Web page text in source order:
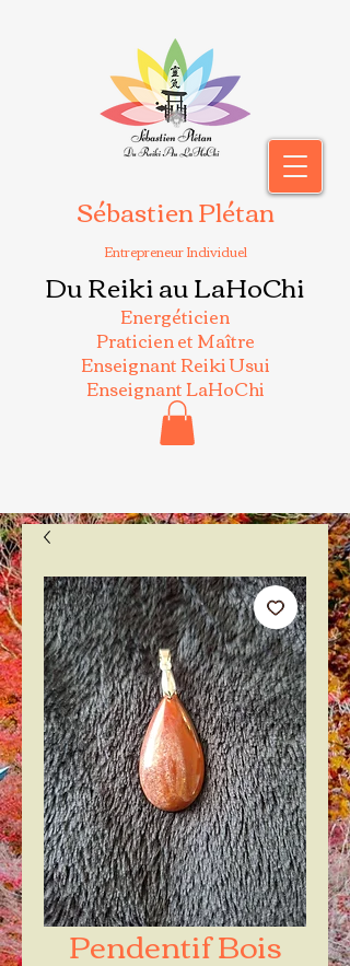
Sébastien Plétan
Entrepreneur Individuel
Du Reiki au LaHoChi
Energéticien
Praticien et Maître
Enseignant Reiki Usui
Enseignant LaHoChi
Pendentif Bois